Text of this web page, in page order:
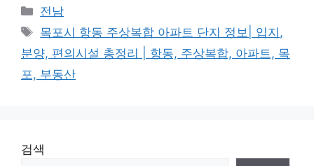
Categories
전남
Tags
목포시 항동 주상복합 아파트 단지 정보| 입지,
분양, 편의시설 총정리 | 항동, 주상복합, 아파트, 목
포, 부동산
검색